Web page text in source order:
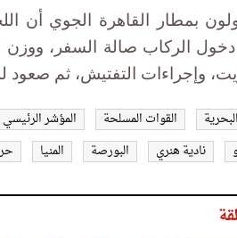
بمطار القاهرة الجوي أن
دخول الركاب صالة السفر، ووزن
وإجراءات التفتيش، ثم صعود
القوات المسلحة المؤشر الرئيسي
نادية هنري البورصة المنيا